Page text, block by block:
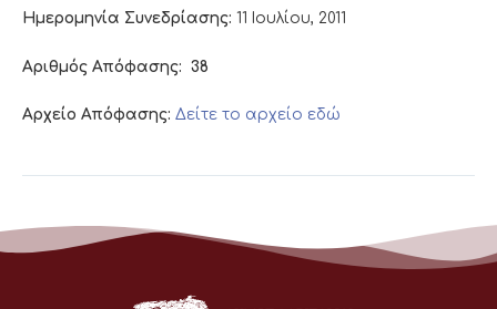
Ημερομηνία Συνεδρίασης: 11 Ιουλίου, 2011
Αριθμός Απόφασης: 38
Αρχείο Απόφασης: Δείτε το αρχείο εδώ